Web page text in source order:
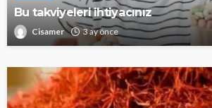
Bu takviyeleri ihtiyacınız
Cisamer 3 ay önce